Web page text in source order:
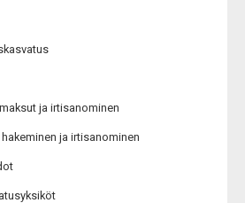
ja irtisanominen
ja irtisanominen